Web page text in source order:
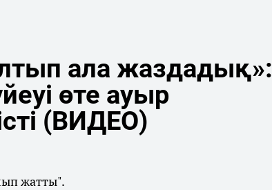
ала жаздадық»:
өте ауыр
(ВИДЕО)
жатты".